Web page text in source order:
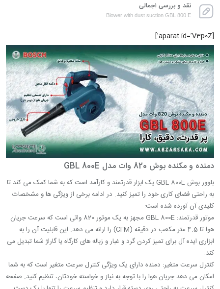
نقد و بررسی اجمالی
Blower with dust suction GBL 800 E
[aparat id=’V3p0Z’]
دمنده و مکنده بوش 820 وات مدل GBL 800E
بلوور بوش GBL 800E یک ابزار قدرتمند و کارآمد است که به شما کمک می کند تا
به راحتی فضای کاری خود را تمیز کنید. در ادامه برخی از ویژگی ها و مشخصات
کلیدی آن آورده شده است:
موتور قدرتمند: GBL 800E مجهز به یک موتور 820 واتی است که سرعت جریان
هوا تا 4.5 متر مکعب در دقیقه (CFM) را ارائه می دهد. این قابلیت آن را به
ابزاری ایده آل برای تمیز کردن گرد و غبار و زباله های کارگاه یا گاراژ شما تبدیل می
کند.
کنترل سرعت متغیر: دمنده دارای یک ویژگی کنترل سرعت متغیر است که به شما
امکان می دهد جریان هوا را با توجه به نیاز و خواسته خودتان، تنظیم کنید. صفحه